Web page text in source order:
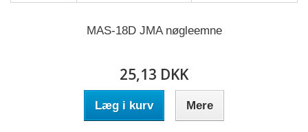
MAS-18D JMA nøgleemne
25,13 DKK
Læg i kurv Mere